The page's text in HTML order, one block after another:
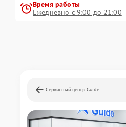
Время работы
Ежедневно с 9:00 до 21:00
Сервисный центр Guide